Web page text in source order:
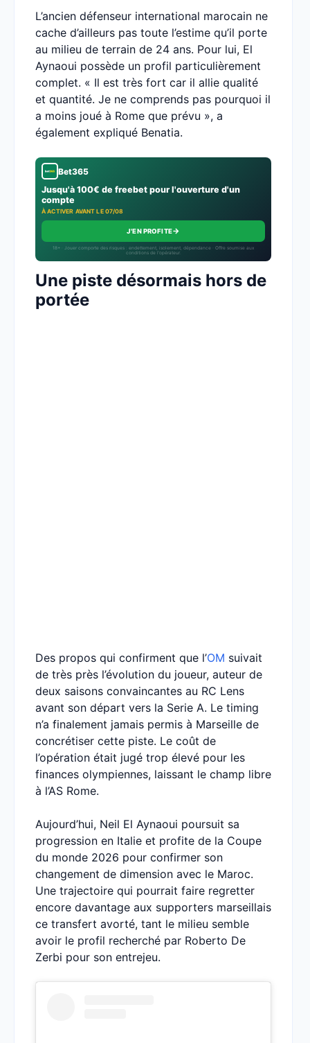
L’ancien défenseur international marocain ne
cache d’ailleurs pas toute l’estime qu’il porte
au milieu de terrain de 24 ans. Pour lui, El
Aynaoui possède un profil particulièrement
complet. « Il est très fort car il allie qualité
et quantité. Je ne comprends pas pourquoi il
a moins joué à Rome que prévu », a
également expliqué Benatia.
Bet365
Jusqu'à 100€ de freebet pour l'ouverture d'un
compte
À ACTIVER AVANT LE 07/08
J'EN PROFITE→
18+ · Jouer comporte des risques : endettement, isolement, dépendance · Offre soumise aux
conditions de l’opérateur.
Une piste désormais hors de
portée
Des propos qui confirment que l’OM suivait
de très près l’évolution du joueur, auteur de
deux saisons convaincantes au RC Lens
avant son départ vers la Serie A. Le timing
n’a finalement jamais permis à Marseille de
concrétiser cette piste. Le coût de
l’opération était jugé trop élevé pour les
finances olympiennes, laissant le champ libre
à l’AS Rome.
Aujourd’hui, Neil El Aynaoui poursuit sa
progression en Italie et profite de la Coupe
du monde 2026 pour confirmer son
changement de dimension avec le Maroc.
Une trajectoire qui pourrait faire regretter
encore davantage aux supporters marseillais
ce transfert avorté, tant le milieu semble
avoir le profil recherché par Roberto De
Zerbi pour son entrejeu.